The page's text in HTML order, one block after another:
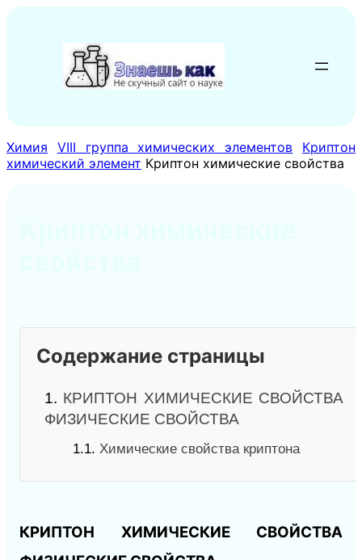
содержимому
Химия VIII группа химических элементов
Криптон
химический элемент Криптон химические свойства
Содержание страницы
1. КРИПТОН ХИМИЧЕСКИЕ СВОЙСТВА
ФИЗИЧЕСКИЕ СВОЙСТВА
1.1. Химические свойства криптона
КРИПТОН ХИМИЧЕСКИЕ СВОЙСТВА